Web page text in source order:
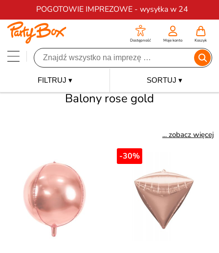
POGOTOWIE IMPREZOWE - wysyłka w 24
Darmowa dostawa na zamówienia od 200 zł
Dostępność Moje konto Koszyk
Balony rose gold
... zobacz więcej
FILTRUJ ▾ SORTUJ ▾
-30%